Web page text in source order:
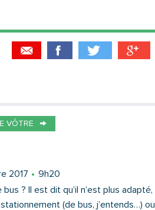
VÔTRE
2017
9h20
? Il est dit qu’il n’est plus adapté,
(de bus, j’entends…) ou